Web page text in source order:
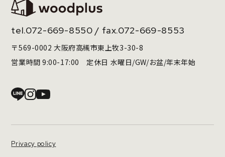
tel.072-669-8550 / fax.072-669-8553
〒569-0002 大阪府高槻市東上牧3-30-8
営業時間 9:00-17:00 定休日 水曜日/GW/お盆/年末年始
Privacy policy